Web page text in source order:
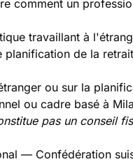
comment un
travaillant à
de la
ou sur la
ou cadre basé à
pas un conseil
— Confédération